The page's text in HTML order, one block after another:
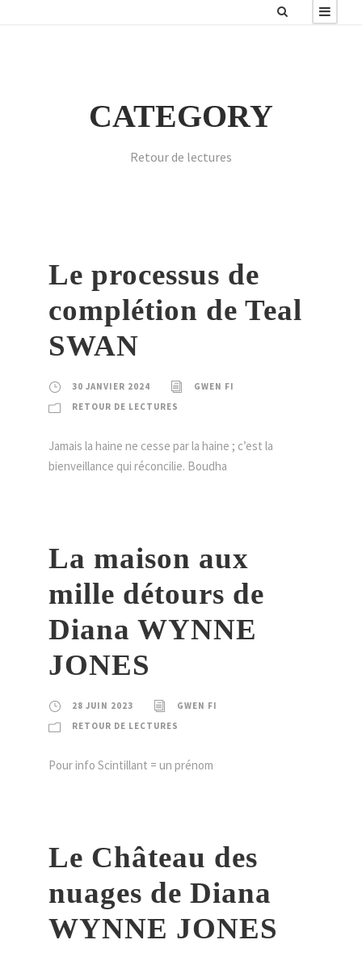
CATEGORY
Retour de lectures
Le processus de
complétion de Teal
SWAN
30 JANVIER 2024
GWEN FI
RETOUR DE LECTURES
Jamais la haine ne cesse par la haine ; c’est la
bienveillance qui réconcilie. Boudha
La maison aux
mille détours de
Diana WYNNE
JONES
28 JUIN 2023
GWEN FI
RETOUR DE LECTURES
Pour info Scintillant = un prénom
Le Château des
nuages de Diana
WYNNE JONES